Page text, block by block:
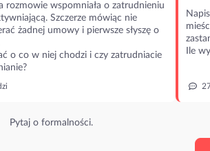
rozmowie wspomniała o zatrudnieniu
Szczerze mówiąc nie
żadnej umowy i pierwsze słyszę o
o co w niej chodzi i czy zatrudniacie
Pytaj o formalności.
Ile